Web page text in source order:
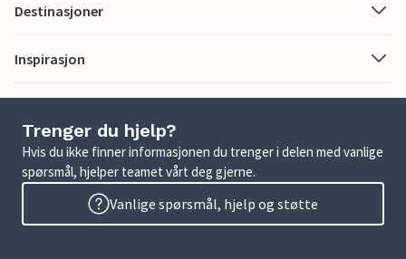
Destinasjoner
Inspirasjon
Trenger du hjelp?
Hvis du ikke finner informasjonen du trenger i delen med vanlige
spørsmål, hjelper teamet vårt deg gjerne.
Vanlige spørsmål, hjelp og støtte